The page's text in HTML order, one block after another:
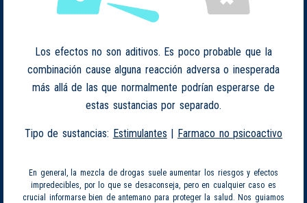
Los efectos no son aditivos. Es poco probable que la
combinación cause alguna reacción adversa o inesperada
más allá de las que normalmente podrían esperarse de
estas sustancias por separado.
Tipo de sustancias: Estimulantes | Farmaco no psicoactivo
En general, la mezcla de drogas suele aumentar los riesgos y efectos
impredecibles, por lo que se desaconseja, pero en cualquier caso es
crucial informarse bien de antemano para proteger la salud. Nos guiamos